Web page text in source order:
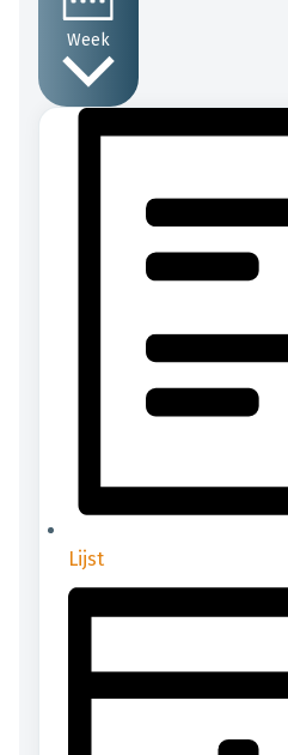
Week
Lijst